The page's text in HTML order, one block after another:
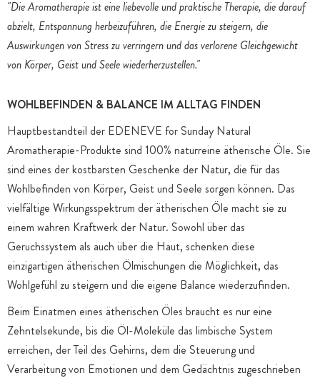
"Die Aromatherapie ist eine liebevolle und praktische Therapie, die darauf
abzielt, Entspannung herbeizuführen, die Energie zu steigern, die
Auswirkungen von Stress zu verringern und das verlorene Gleichgewicht
von Körper, Geist und Seele wiederherzustellen."
WOHLBEFINDEN & BALANCE IM ALLTAG FINDEN
Hauptbestandteil der EDENEVE for Sunday Natural
Aromatherapie-Produkte sind 100% naturreine ätherische Öle. Sie
sind eines der kostbarsten Geschenke der Natur, die für das
Wohlbefinden von Körper, Geist und Seele sorgen können. Das
vielfältige Wirkungsspektrum der ätherischen Öle macht sie zu
einem wahren Kraftwerk der Natur. Sowohl über das
Geruchssystem als auch über die Haut, schenken diese
einzigartigen ätherischen Ölmischungen die Möglichkeit, das
Wohlgefühl zu steigern und die eigene Balance wiederzufinden.
Beim Einatmen eines ätherischen Öles braucht es nur eine
Zehntelsekunde, bis die Öl-Moleküle das limbische System
erreichen, der Teil des Gehirns, dem die Steuerung und
Verarbeitung von Emotionen und dem Gedächtnis zugeschrieben